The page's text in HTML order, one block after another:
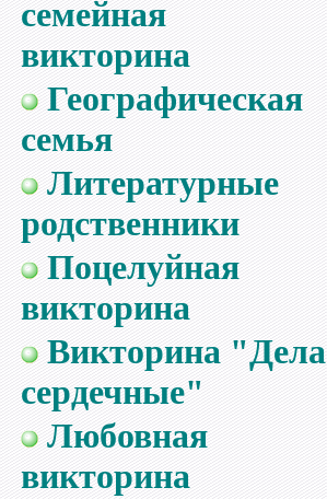
семейная
викторина
Географическая
семья
Литературные
родственники
Поцелуйная
викторина
Викторина "Дела
сердечные"
Любовная
викторина